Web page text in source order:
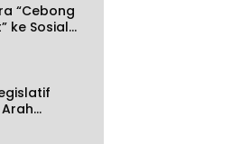
“Cebong
ke Sosial